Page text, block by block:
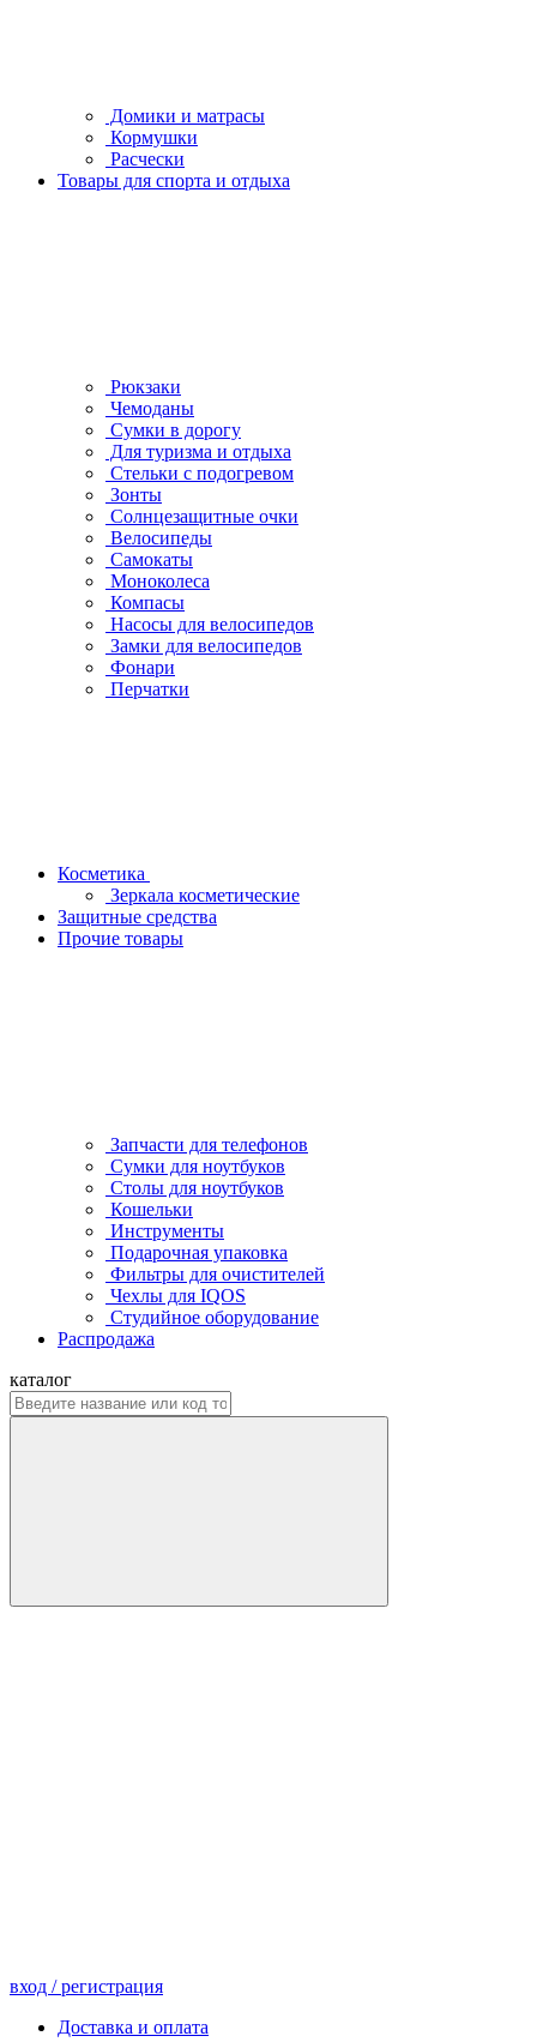
Домики и матрасы
Кормушки
Расчески
Товары для спорта и отдыха
Рюкзаки
Чемоданы
Сумки в дорогу
Для туризма и отдыха
Стельки с подогревом
Зонты
Солнцезащитные очки
Велосипеды
Самокаты
Моноколеса
Компасы
Насосы для велосипедов
Замки для велосипедов
Фонари
Перчатки
Косметика
Зеркала косметические
Защитные средства
Прочие товары
Запчасти для телефонов
Сумки для ноутбуков
Столы для ноутбуков
Кошельки
Инструменты
Подарочная упаковка
Фильтры для очистителей
Чехлы для IQOS
Студийное оборудование
Распродажа
каталог
вход / регистрация
Доставка и оплата